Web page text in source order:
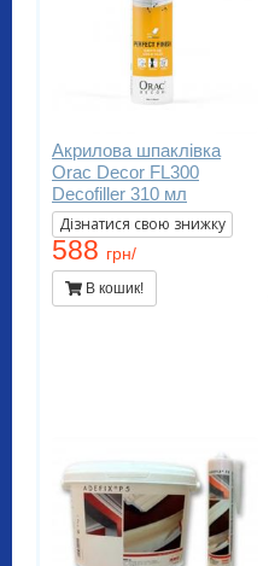
Акрилова шпаклівка
Orac Decor FL300
Decofiller 310 мл
Дізнатися свою знижку
588 грн/
В кошик!